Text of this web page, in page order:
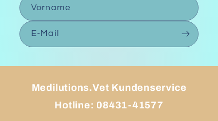
Vorname
E-Mail
Medilutions.Vet Kundenservice
Hotline: 08431-41577